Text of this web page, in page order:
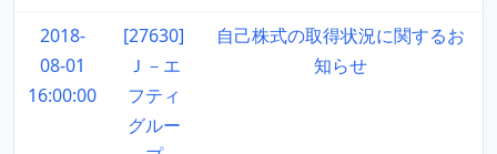
2018-
08-01
16:00:00
[27630]
Ｊ－エ
フティ
グルー
自己株式の取得状況に関するお
知らせ